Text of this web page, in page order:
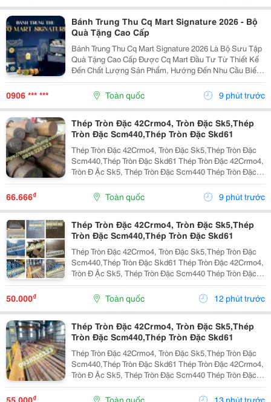
Bánh Trung Thu Cq Mart Signature 2026 - Bộ
Quà Tặng Cao Cấp
Bánh Trung Thu Cq Mart Signature 2026 Là Bộ Sưu Tập
Quà Tặng Cao Cấp Được Cq Mart Đầu Tư Từ Thiết Kế
Đến Chất Lượng Sản Phẩm, Hướng Đến Nhu Cầu Biếu
Tặng Đối Tác, Khách Hàng Và Nhân Viên Trong Dịp
Trung Thu. Không Chỉ Sở Hữu Những Mẫu Hộp Sang
Trọng,...
0906 *** *** Toàn quốc 9 phút trước
Thép Tròn Đặc 42Crmo4, Tròn Đặc Sk5,Thép
Tròn Đặc Scm440,Thép Tròn Đặc Skd61
Thép Tròn Đặc 42Crmo4, Tròn Đặc Sk5,Thép Tròn Đặc
Scm440,Thép Tròn Đặc Skd61 Thép Tròn Đặc 42Crmo4,
Tròn Đ Ặc Sk5, Thép Tròn Đặc Scm440 Thép Tròn Đặc
42Crmo4, Tròn Đặc Sk5, Thép Tròn Đặc Scm440 1.
Thép Tròn Đặc 42Crmo4 Là Gì? Thép Tròn Đặc...
66.666₫ Toàn quốc 9 phút trước
Thép Tròn Đặc 42Crmo4, Tròn Đặc Sk5,Thép
Tròn Đặc Scm440,Thép Tròn Đặc Skd61
Thép Tròn Đặc 42Crmo4, Tròn Đặc Sk5,Thép Tròn Đặc
Scm440,Thép Tròn Đặc Skd61 Thép Tròn Đặc 42Crmo4,
Tròn Đ Ặc Sk5, Thép Tròn Đặc Scm440 Thép Tròn Đặc
42Crmo4, Tròn Đặc Sk5, Thép Tròn Đặc Scm440 1.
Thép Tròn Đặc 42Crmo4 Là Gì? Thép Tròn Đặc...
50.000₫ Toàn quốc 12 phút trước
Thép Tròn Đặc 42Crmo4, Tròn Đặc Sk5,Thép
Tròn Đặc Scm440,Thép Tròn Đặc Skd61
Thép Tròn Đặc 42Crmo4, Tròn Đặc Sk5,Thép Tròn Đặc
Scm440,Thép Tròn Đặc Skd61 Thép Tròn Đặc 42Crmo4,
Tròn Đ Ặc Sk5, Thép Tròn Đặc Scm440 Thép Tròn Đặc
42Crmo4, Tròn Đặc Sk5, Thép Tròn Đặc Scm440 1.
Thép Tròn Đặc 42Crmo4 Là Gì? Thép Tròn Đặc...
55.000₫ Toàn quốc 13 phút trước